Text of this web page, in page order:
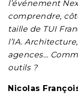
l’événement
comprendre,
taille de TUI
l’IA.
agences…
outils ?
Nicolas